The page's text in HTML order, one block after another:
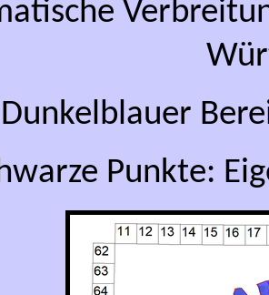
Dunkelblauer
Punkte: